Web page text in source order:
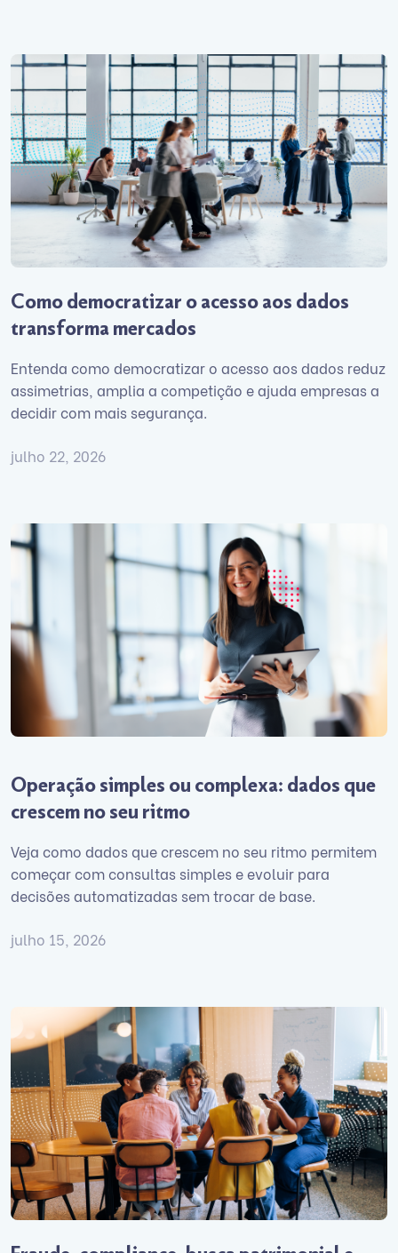
Como democratizar o acesso aos dados
transforma mercados
Entenda como democratizar o acesso aos dados reduz
assimetrias, amplia a competição e ajuda empresas a
decidir com mais segurança.
julho 22, 2026
Operação simples ou complexa: dados que
crescem no seu ritmo
Veja como dados que crescem no seu ritmo permitem
começar com consultas simples e evoluir para
decisões automatizadas sem trocar de base.
julho 15, 2026